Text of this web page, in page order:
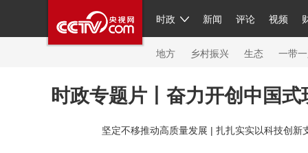
时政 新闻 评论 视频
人民领袖习近平 联播+ 中国
直播 片库 栏目大全 节目单
繁体 海外频道 iPanda
地方 乡村振兴 生态 一带
总台春晚 网络春晚 共产党员网 秧纪录 纪
时政专题片丨奋力开创中国
坚定不移推动高质量发展 | 扎扎实实以科技创新